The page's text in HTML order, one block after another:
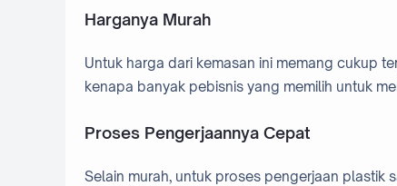
Harganya Murah
Untuk harga dari kemasan ini memang cukup
kenapa banyak pebisnis yang memilih untuk
Proses Pengerjaannya Cepat
Selain murah, untuk proses pengerjaan